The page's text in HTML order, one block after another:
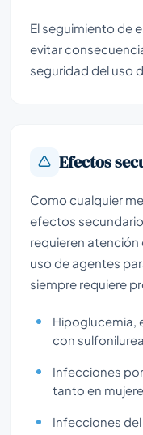
El seguimiento de
evitar
seguridad del uso
Efectos
Como cualquier
efectos
requieren atención
uso de agentes
siempre requiere
Hipoglucemia,
con
Infecciones
tanto en
Infecciones